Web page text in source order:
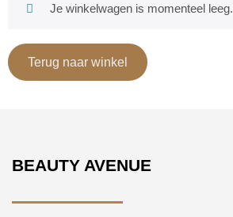
Je winkelwagen is momenteel leeg.
Terug naar winkel
BEAUTY AVENUE